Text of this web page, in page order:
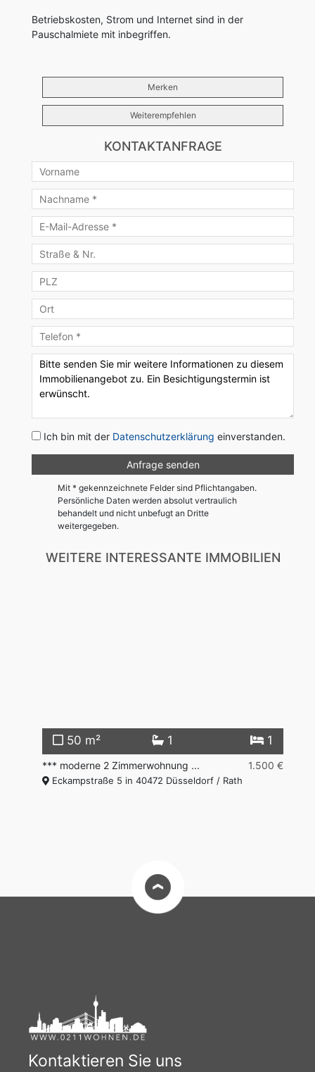
Betriebskosten, Strom und Internet sind in der
Pauschalmiete mit inbegriffen.
Merken
Weiterempfehlen
KONTAKTANFRAGE
Ich bin mit der Datenschutzerklärung einverstanden.
Mit * gekennzeichnete Felder sind Pflichtangaben.
Persönliche Daten werden absolut vertraulich
behandelt und nicht unbefugt an Dritte
weitergegeben.
WEITERE INTERESSANTE IMMOBILIEN
50 m² 1 1
*** moderne 2 Zimmerwohnung ... 1.500 €
Eckampstraße 5 in 40472 Düsseldorf / Rath
Kontaktieren Sie uns